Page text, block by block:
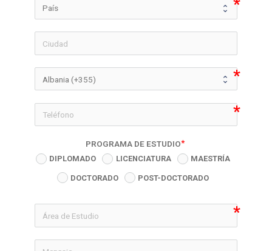
icon-
PROGRAMA DE ESTUDIO
DIPLOMADO LICENCIATURA MAESTRÍA
DOCTORADO POST-DOCTORADO